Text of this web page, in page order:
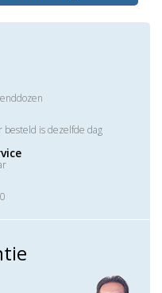
is dezelfde dag